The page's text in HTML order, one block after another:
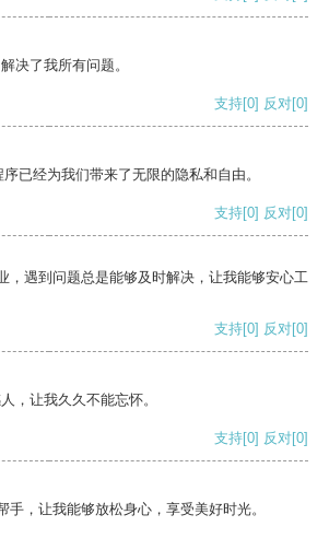
决了我所有问题。
支持[0] 反对[0]
已经为我们带来了无限的隐私和自由。
支持[0] 反对[0]
，遇到问题总是能够及时解决，让我能够安心工
支持[0] 反对[0]
，让我久久不能忘怀。
支持[0] 反对[0]
手，让我能够放松身心，享受美好时光。